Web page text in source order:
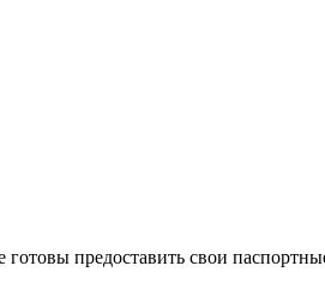
предоставить свои